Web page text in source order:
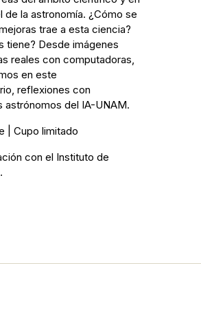
de la astronomía. ¿Cómo se
trae a esta ciencia?
tiene? Desde imágenes
reales con computadoras,
en este
reflexiones con
astrónomos del IA-UNAM.
| Cupo limitado
con el Instituto de